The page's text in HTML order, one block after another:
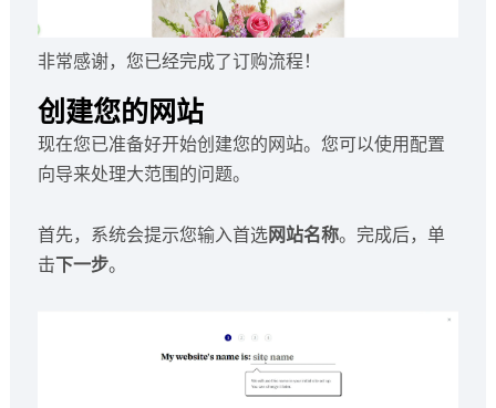
非常感谢，您已经完成了订购流程！
创建您的网站
现在您已准备好开始创建您的网站。您可以使用配置
向导来处理大范围的问题。
首先，系统会提示您输入首选网站名称。完成后，单
击下一步。